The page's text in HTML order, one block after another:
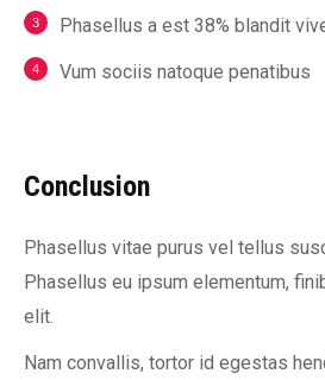
Phasellus a est 38% blandit
Vum sociis natoque penatibus
Conclusion
Phasellus vitae purus vel tellus
Phasellus eu ipsum elementum,
elit.
Nam convallis, tortor id egestas